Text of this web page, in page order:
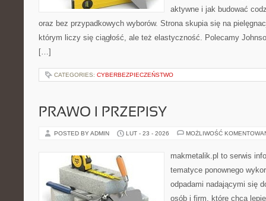
aktywne i jak budować
oraz bez przypadkowych wyborów. Strona skupia się na
którym liczy się ciągłość, ale też elastyczność. Polecamy
[…]
CATEGORIES: CYBERBEZPIECZEŃSTWO
PRAWO I PRZEPISY
POSTED BY ADMIN LUT - 23 - 2026 MOŻLIWOŚĆ
makmetalik.pl to serwis
tematyce ponownego
odpadami nadającymi się
osób i firm, które chcą